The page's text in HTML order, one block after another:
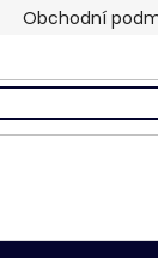
Obchodní